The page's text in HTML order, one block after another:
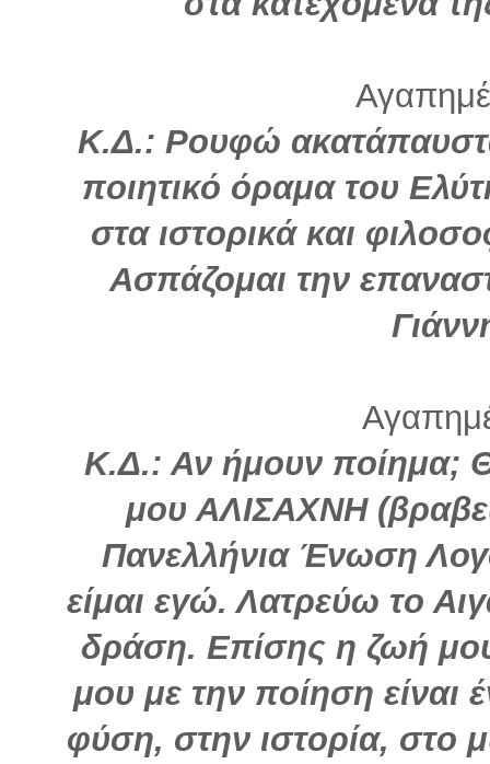
Κ.Δ.: Ρουφώ
ποιητικό όραμα του
στα ιστορικά και
Ασπάζομαι την
Κ.Δ.: Αν ήμουν ποίημα;
μου ΑΛΙΣΑΧΝΗ
Πανελλήνια Ένωση
είμαι εγώ. Λατρεύω το
δράση. Επίσης η ζωή
μου με την ποίηση είναι
φύση, στην ιστορία, στο